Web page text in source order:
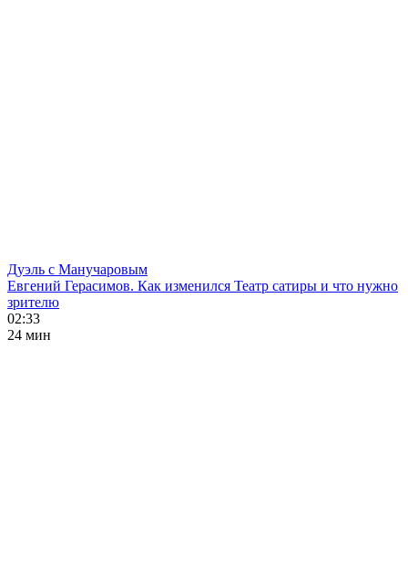
Дуэль с Манучаровым
Евгений Герасимов. Как изменился Театр сатиры и что нужно
зрителю
02:33
24 мин